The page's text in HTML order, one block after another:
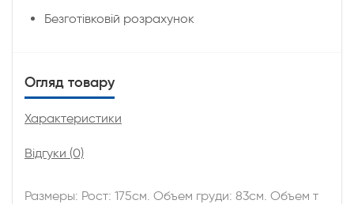
Безготівковій розрахунок
Огляд товару
Характеристики
Відгуки (0)
Размеры: Рост: 175см. Объем груди: 83см. Объем т